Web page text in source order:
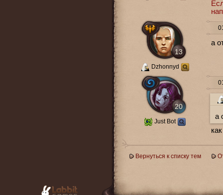
13
Dzhonnyd
а
20
Just Bot
а
Вернуться к списку тем